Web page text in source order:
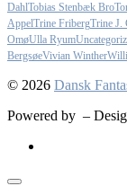
DahlTobias Stenbæk Bro
AppelTrine FribergTrine J.
OmøUlla Ryum
BergsøeVivian Winther
© 2026 Dansk
Powered by –